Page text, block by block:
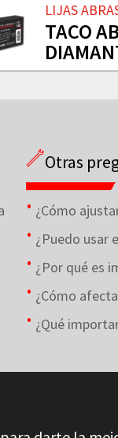
LIJAS
TACO
Otras
¿Cómo
¿Puedo usar
¿Por qué es
¿Cómo
¿Qué